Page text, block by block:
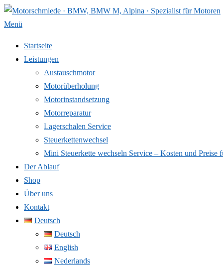
Zum
Inhalt
Menü
Startseite
Leistungen
Austauschmotor
Motorüberholung
Motorinstandsetzung
Motorreparatur
Lagerschalen Service
Steuerkettenwechsel
Mini Steuer­kette wechseln Service – Kosten und Preise
Der Ablauf
Shop
Über uns
Kontakt
Deutsch
Deutsch
English
Nederlands